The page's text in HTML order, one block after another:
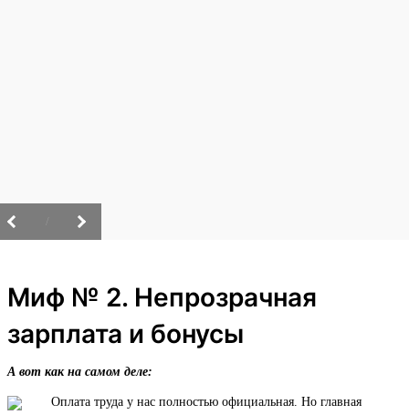
Миф № 2. Непрозрачная
зарплата и бонусы
А вот как на самом деле:
Оплата труда у нас полностью официальная. Но главная